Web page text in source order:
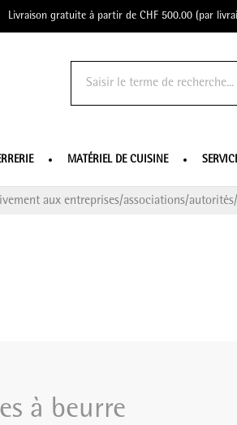
Livraison gratuite à partir de CHF 500.00 (par
MATÉRIEL DE CUISINE
aux entreprises/associations/
à beurre